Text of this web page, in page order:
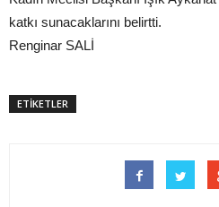
katkı sunacaklarını belirtti.
Renginar SALİ
ETİKETLER